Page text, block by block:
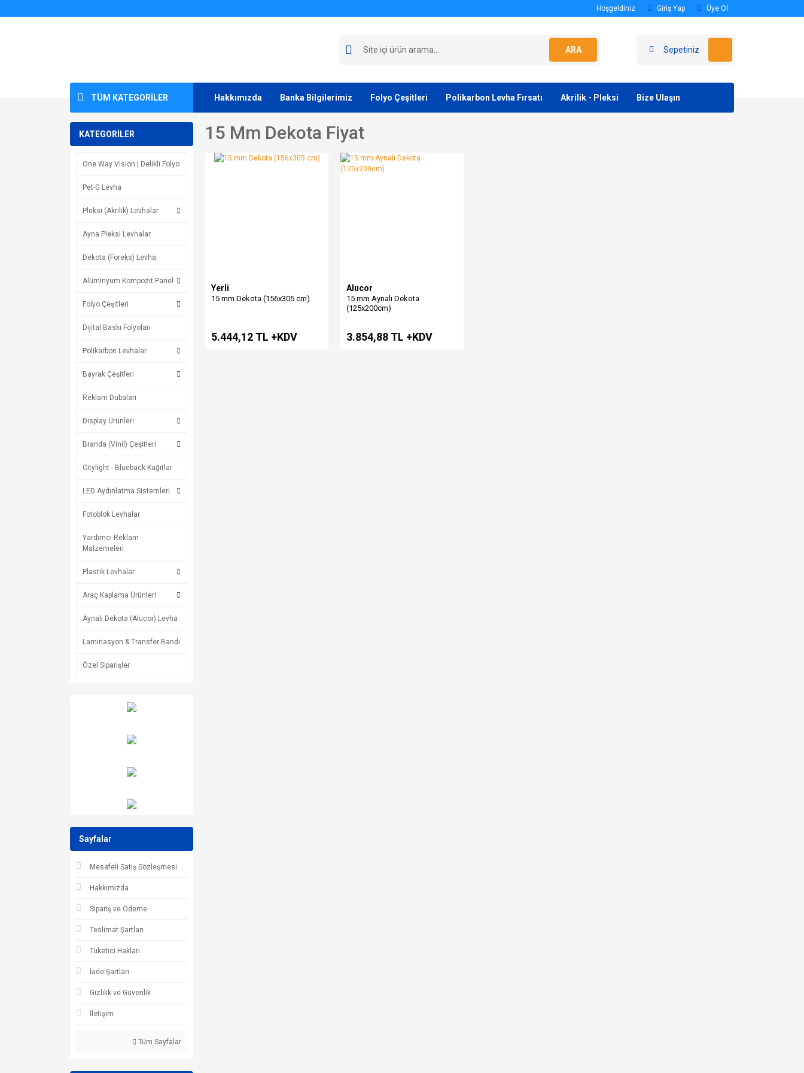
Hoşgeldiniz Giriş Yap Üye Ol
ARA Sepetiniz
TÜM KATEGORİLER Hakkımızda Banka Bilgilerimiz Folyo Çeşitleri Polikarbon Levha Fırsatı Akrilik - Pleksi Bize Ulaşın
KATEGORİLER
One Way Vision | Delikli Folyo
Pet-G Levha
Pleksi (Akrilik) Levhalar
Ayna Pleksi Levhalar
Dekota (Foreks) Levha
Alüminyum Kompozit Panel
Folyo Çeşitleri
Dijital Baskı Folyoları
Polikarbon Levhalar
Bayrak Çeşitleri
Reklam Dubaları
Display Ürünleri
Branda (Vinil) Çeşitleri
Citylight - Blueback Kağıtlar
LED Aydınlatma Sistemleri
Fotoblok Levhalar
Yardımcı Reklam
Malzemeleri
Plastik Levhalar
Araç Kaplama Ürünleri
Aynalı Dekota (Alucor) Levha
Laminasyon & Transfer Bandı
Özel Siparişler
Sayfalar
Mesafeli Satış Sözleşmesi
Hakkımızda
Sipariş ve Ödeme
Teslimat Şartları
Tüketici Hakları
İade Şartları
Gizlilik ve Güvenlik
İletişim
Tüm Sayfalar
15 Mm Dekota Fiyat
Yerli
15 mm Dekota (156x305 cm)
5.444,12 TL +KDV
Alucor
15 mm Aynalı Dekota
(125x200cm)
3.854,88 TL +KDV